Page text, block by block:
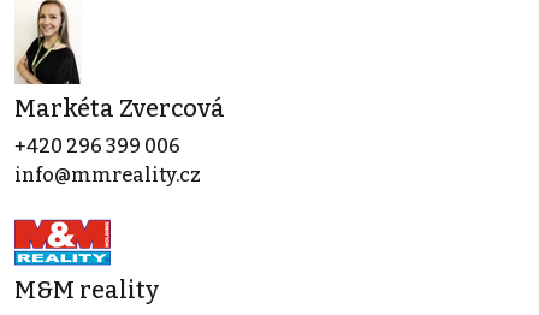
Markéta Zvercová
+420 296 399 006
info@mmreality.cz
M&M reality